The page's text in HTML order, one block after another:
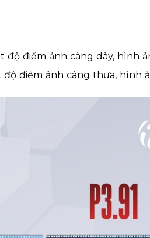
độ điểm ảnh càngdày, hình
độ điểm ảnh càngthưa, hình